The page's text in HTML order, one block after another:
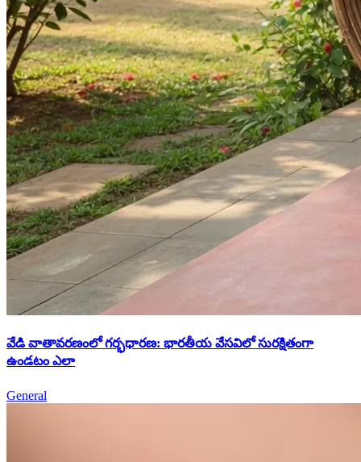
వేడి వాతావరణంలో గర్భధారణ: భారతీయ వేసవిలో సురక్షితంగా
ఉండటం ఎలా
General